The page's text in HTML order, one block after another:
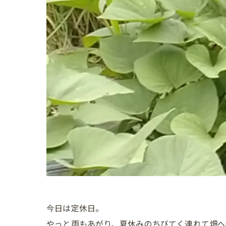
今日は定休日。
やっと雨もあがり、夏休みのちびてく連れて畑